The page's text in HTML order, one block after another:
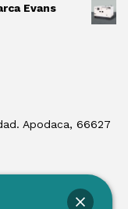
Evans
Apodaca, 66627